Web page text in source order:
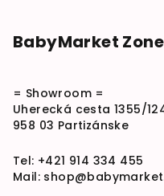
BabyMarket
= Showroom =
Uherecká cesta 1355/
958 03 Partizánske
Tel: +421 914 334 455
Mail: